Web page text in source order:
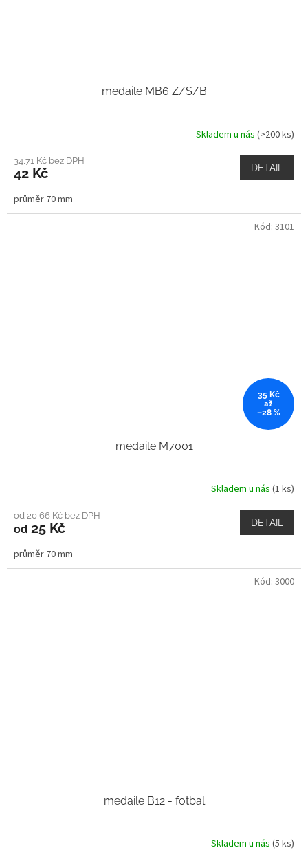
medaile MB6 Z/S/B
Skladem u nás (>200 ks)
34,71 Kč bez DPH
42 Kč DETAIL
průměr 70 mm
35 Kč
až
–28 %
medaile M7001
Skladem u nás (1 ks)
od 20,66 Kč bez DPH
od 25 Kč DETAIL
průměr 70 mm
Kód: 3101
medaile B12 - fotbal
Skladem u nás (5 ks)
Kód: 3000